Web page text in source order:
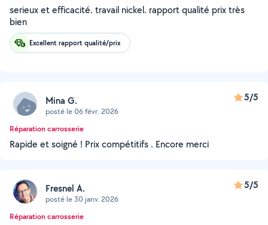
serieux et efficacité. travail nickel. rapport qualité prix très
bien
Excellent rapport qualité/prix
Mina G.
posté le 06 févr. 2026
5/5
Réparation carrosserie
Rapide et soigné ! Prix compétitifs . Encore merci
Fresnel A.
posté le 30 janv. 2026
5/5
Réparation carrosserie